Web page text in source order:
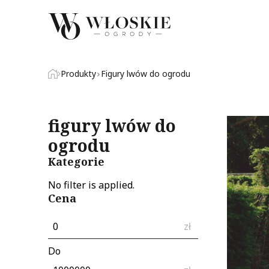
Produkty Figury lwów do ogrodu
figury lwów do
ogrodu
Kategorie
No filter is applied.
Cena
zł
Do